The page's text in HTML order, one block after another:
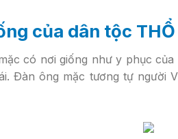
của dân tộc THỔ
có nơi giống như y phục
Ðàn ông mặc tương tự người